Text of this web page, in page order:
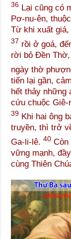
36 Lại cũng có
Pơ-nu-ên,
Từ khi xuất
37 rồi ở goá,
rời bỏ Đền
ngày thờ
tiến lại gần,
hết thảy những
cứu chuộc Giê-
39 Khi hai ông
truyền, thì trở
Ga-li-lê.40 Còn
vững mạnh,
cùng Thiên